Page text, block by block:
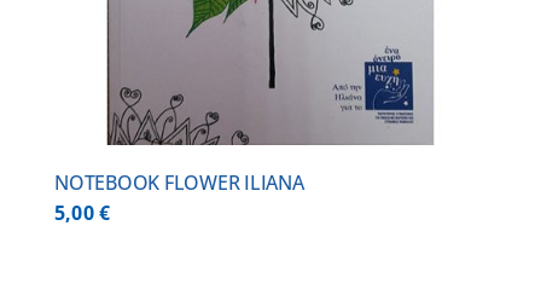
NOTEBOOK FLOWER ILIANA
5,00€